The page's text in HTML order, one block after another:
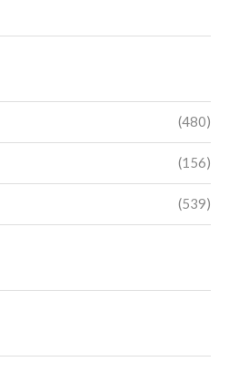
(480)
(156)
(539)